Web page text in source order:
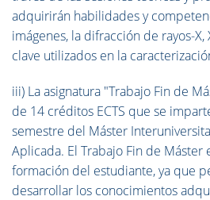
adquirirán habilidades y
imágenes, la difracción de rayos-X,
clave utilizados en la
iii) La asignatura "Trabajo Fin de
de 14 créditos ECTS que se
semestre del Máster
Aplicada. El Trabajo Fin de Máster
formación del estudiante, ya que
desarrollar los conocimientos